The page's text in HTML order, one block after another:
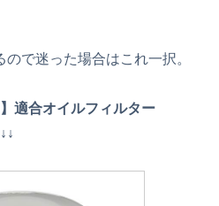
で迷った場合はこれ一択。
適合オイルフィルター